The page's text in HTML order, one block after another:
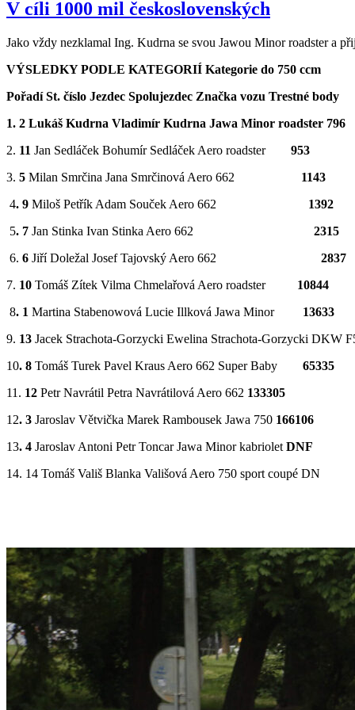
V cíli 1000 mil československých
Jako vždy nezklamal Ing. Kudrna se svou Jawou Minor roadster a
VÝSLEDKY PODLE KATEGORIÍ Kategorie do 750 ccm
Pořadí St. číslo Jezdec Spolujezdec Značka vozu Trestné body
1. 2 Lukáš Kudrna Vladimír Kudrna Jawa Minor roadster 796
2. 11 Jan Sedláček Bohumír Sedláček Aero roadster 953
3. 5 Milan Smrčina Jana Smrčinová Aero 662 1143
4. 9 Miloš Petřík Adam Souček Aero 662 1392
5. 7 Jan Stinka Ivan Stinka Aero 662 2315
6. 6 Jiří Doležal Josef Tajovský Aero 662 2837
7. 10 Tomáš Zítek Vilma Chmelařová Aero roadster 10844
8. 1 Martina Stabenowová Lucie Illková Jawa Minor 13633
9. 13 Jacek Strachota-Gorzycki Ewelina Strachota-Gorzycki DKW
10. 8 Tomáš Turek Pavel Kraus Aero 662 Super Baby 65335
11. 12 Petr Navrátil Petra Navrátilová Aero 662 133305
12. 3 Jaroslav Větvička Marek Rambousek Jawa 750 166106
13. 4 Jaroslav Antoni Petr Toncar Jawa Minor kabriolet DNF
14. 14 Tomáš Vališ Blanka Vališová Aero 750 sport coupé DN